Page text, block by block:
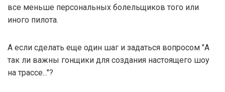
все меньше персональных болельщиков того или
иного пилота.
А если сделать еще один шаг и задаться вопросом "А
так ли важны гонщики для создания настоящего шоу
на трассе..."?